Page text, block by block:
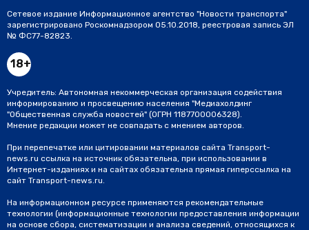
Сетевое издание Информационное агентство "Новости транспорта"
зарегистрировано Роскомнадзором 05.10.2018, реестровая запись ЭЛ
№ ФС77-82823.
18+
Учредитель: Автономная некоммерческая организация содействия
информированию и просвещению населения "Медиахолдинг
"Общественная служба новостей" (ОГРН 1187700006328).
Мнение редакции может не совпадать с мнением авторов.
При перепечатке или цитировании материалов сайта Transport-
news.ru ссылка на источник обязательна, при использовании в
Интернет-изданиях и на сайтах обязательна прямая гиперссылка на
сайт Transport-news.ru.
На информационном ресурсе применяются рекомендательные
технологии (информационные технологии предоставления информации
на основе сбора, систематизации и анализа сведений, относящихся к